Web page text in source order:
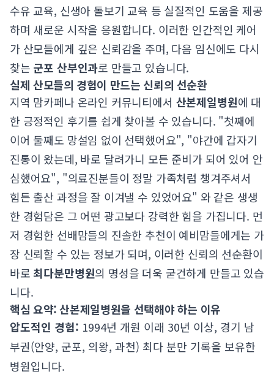
수유 교육, 신생아 돌보기 교육 등 실질적인 도움을 제공
하며 새로운 시작을 응원합니다. 이러한 인간적인 케어
가 산모들에게 깊은 신뢰감을 주며, 다음 임신에도 다시
찾는 군포 산부인과로 만들고 있습니다.
실제 산모들의 경험이 만드는 신뢰의 선순환
지역 맘카페나 온라인 커뮤니티에서 산본제일병원에 대
한 긍정적인 후기를 쉽게 찾아볼 수 있습니다. "첫째에
이어 둘째도 망설임 없이 선택했어요", "야간에 갑자기
진통이 왔는데, 바로 달려가니 모든 준비가 되어 있어 안
심했어요", "의료진분들이 정말 가족처럼 챙겨주셔서
힘든 출산 과정을 잘 이겨낼 수 있었어요" 와 같은 생생
한 경험담은 그 어떤 광고보다 강력한 힘을 가집니다. 먼
저 경험한 선배맘들의 진솔한 추천이 예비맘들에게는 가
장 신뢰할 수 있는 정보가 되며, 이러한 신뢰의 선순환이
바로 최다분만병원의 명성을 더욱 굳건하게 만들고 있습
니다.
핵심 요약: 산본제일병원을 선택해야 하는 이유
압도적인 경험: 1994년 개원 이래 30년 이상, 경기 남
부권(안양, 군포, 의왕, 과천) 최다 분만 기록을 보유한
병원입니다.